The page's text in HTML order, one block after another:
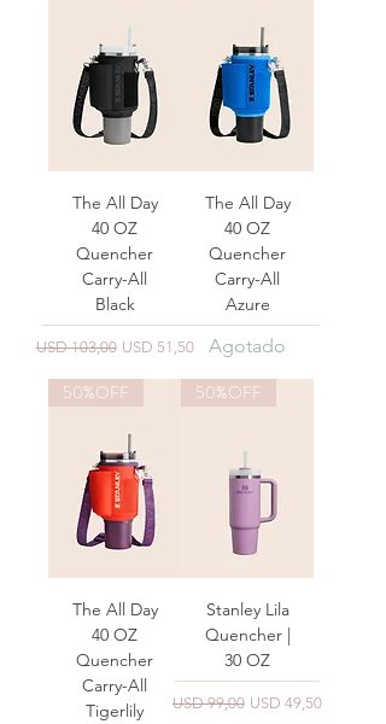
The All Day
40 OZ
Quencher
Carry-All
Black
Precio
USD 103,00 Precio de oferta
USD 51,50
The All Day
40 OZ
Quencher
Carry-All
Azure
Agotado
50%OFF
The All Day
40 OZ
Quencher
Carry-All
Tigerlily
50%OFF
Stanley Lila
Quencher |
30 OZ
Precio
USD 99,00 Precio de oferta
USD 49,50